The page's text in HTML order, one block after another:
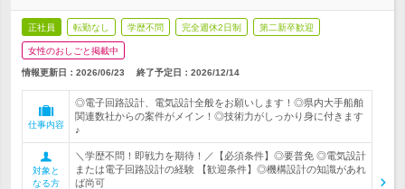
正社員 転勤なし 学歴不問 完全週休2日制 第二新卒歓迎
女性のおしごと掲載中
情報更新日：2026/06/23 終了予定日： 2026/12/14
仕事内容
◎電子回路設計、電気設計全般をお願いします！◎県内大手船舶
関連数社からの案件がメイン！◎技術力がしっかり身に付きます
♪
対象と
なる方
＼学歴不問！即戦力を期待！／【必須条件】◎要普免 ◎電気設計
または電子回路設計の経験 【歓迎条件】◎機構設計の知識があれ
ば尚可